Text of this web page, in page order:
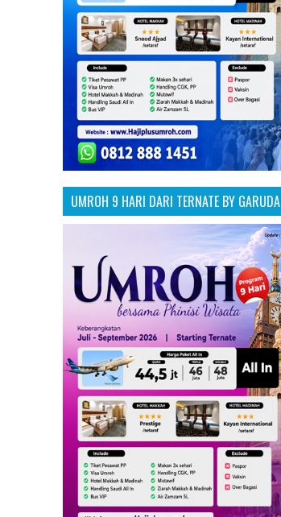
UMROH 9 HARI DARI TERNATE BY GARUDA